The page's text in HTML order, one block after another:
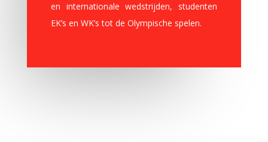
en internationale wedstrijden, studenten
EK’s en WK’s tot de Olympische spelen.